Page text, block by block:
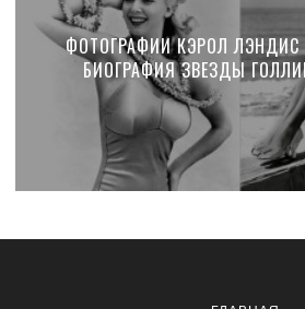
ФОТОГРАФИИ КЭРОЛ ЛЭНДИС
БИОГРАФИЯ ЗВЕЗДЫ